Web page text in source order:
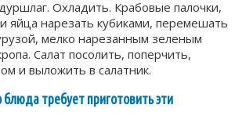
Охладить. Крабовые палочки,
яйца нарезать кубиками, перемешать
мелко нарезанным зеленым
Салат посолить, поперчить,
и выложить в салатник.
блюда требует приготовить эти